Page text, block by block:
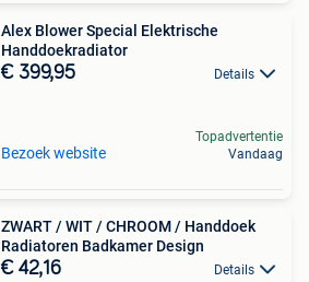
Alex Blower Special Elektrische
Handdoekradiator
€ 399,95 Details
Bezoek website
Topadvertentie
Vandaag
ZWART / WIT / CHROOM / Handdoek
Radiatoren Badkamer Design
€ 42,16 Details